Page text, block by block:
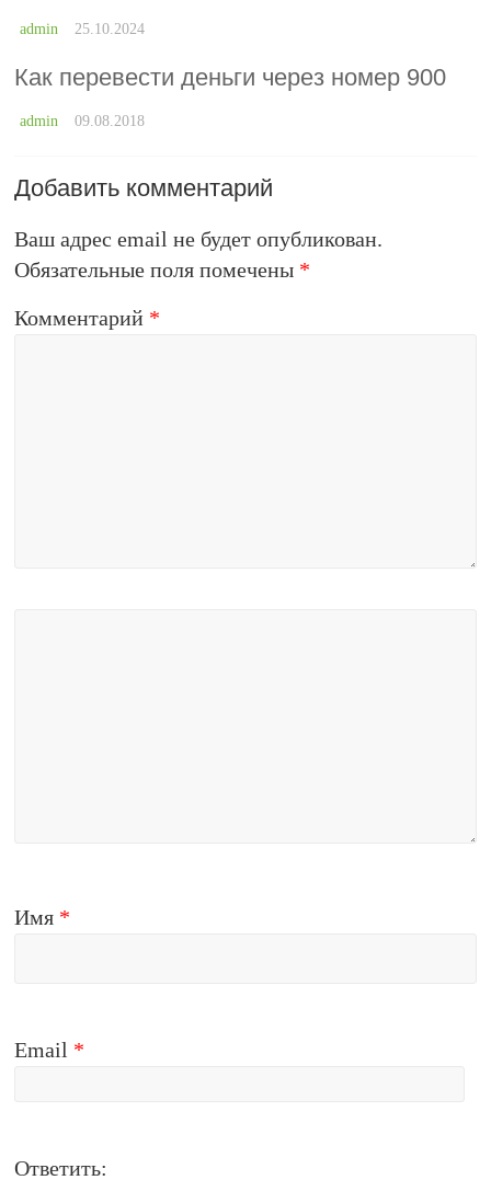
admin 25.10.2024
Как перевести деньги через номер 900
admin 09.08.2018
Добавить комментарий
Ваш адрес email не будет опубликован.
Обязательные поля помечены *
Комментарий *
Имя *
Email *
Ответить: